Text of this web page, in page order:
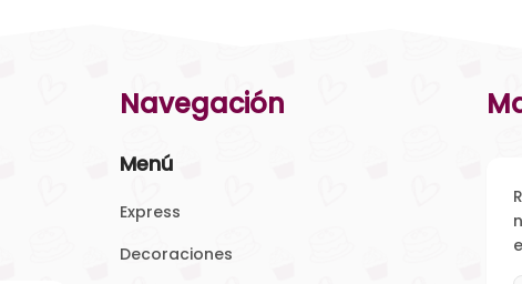
Navegación
Menú
Express
Decoraciones